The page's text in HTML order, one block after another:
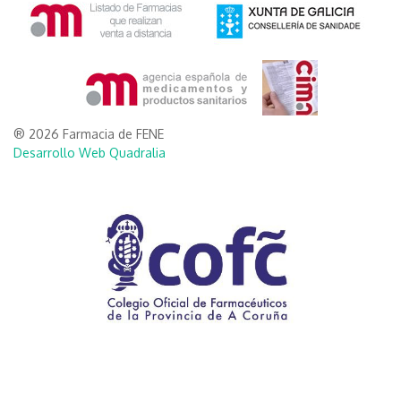
® 2026 Farmacia de FENE
Desarrollo Web Quadralia